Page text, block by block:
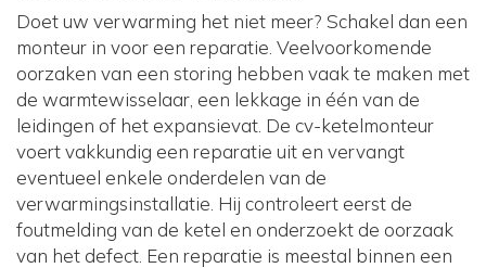
Doet uw verwarming het niet meer? Schakel dan een
monteur in voor een reparatie. Veelvoorkomende
oorzaken van een storing hebben vaak te maken met
de warmtewisselaar, een lekkage in één van de
leidingen of het expansievat. De cv-ketelmonteur
voert vakkundig een reparatie uit en vervangt
eventueel enkele onderdelen van de
verwarmingsinstallatie. Hij controleert eerst de
foutmelding van de ketel en onderzoekt de oorzaak
van het defect. Een reparatie is meestal binnen een